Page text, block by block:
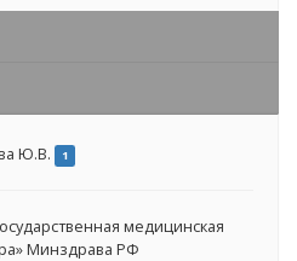
Ю.В. 1
медицинская
Минздрава РФ